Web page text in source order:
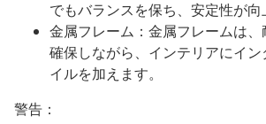
でもバランスを保ち、安定性が向
金属フレーム：金属フレームは
確保しながら、インテリアにイ
イルを加えます。
警告：